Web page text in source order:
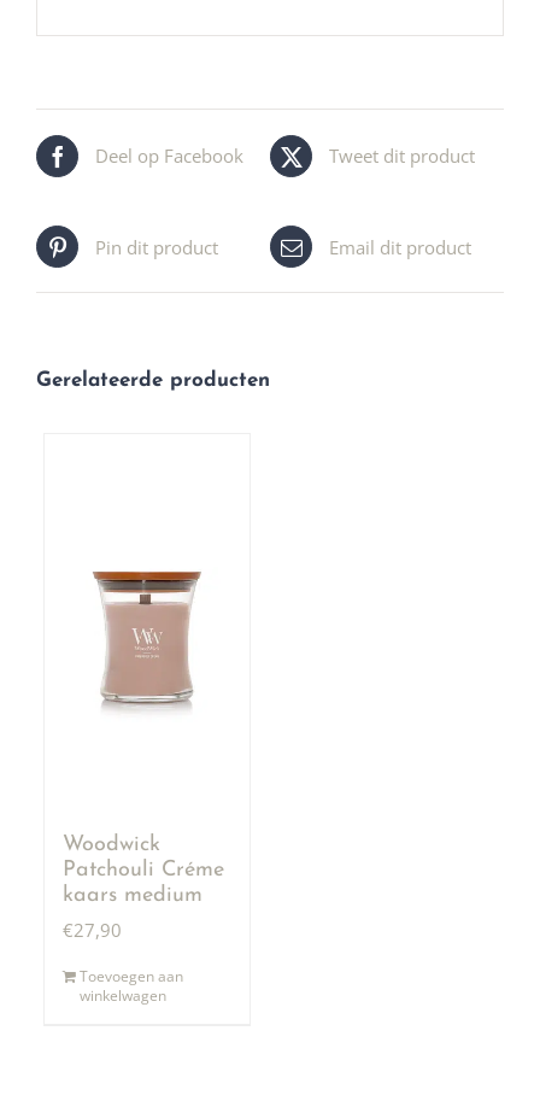
Deel op Facebook Tweet dit product
Pin dit product Email dit product
Gerelateerde producten
Woodwick
Patchouli Créme
kaars medium
€27,90
Toevoegen aan
winkelwagen